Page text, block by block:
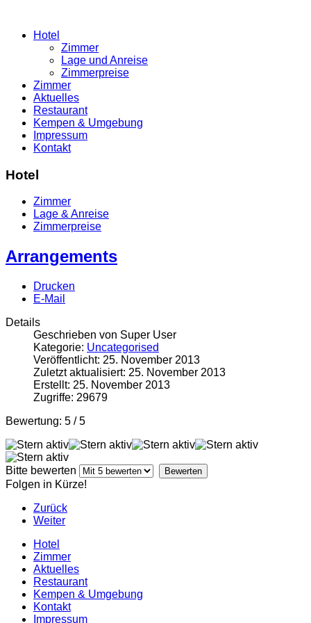
Hotel
Zimmer
Lage und Anreise
Zimmerpreise
Zimmer
Aktuelles
Restaurant
Kempen & Umgebung
Impressum
Kontakt
Hotel
Zimmer
Lage & Anreise
Zimmerpreise
Arrangements
Drucken
E-Mail
Details
Geschrieben von Super User
Kategorie: Uncategorised
Veröffentlicht: 25. November 2013
Zuletzt aktualisiert: 25. November 2013
Erstellt: 25. November 2013
Zugriffe: 29679
Bewertung: 5 /5
Bitte bewerten
Folgen in Kürze!
Zurück
Weiter
Hotel
Zimmer
Aktuelles
Restaurant
Kempen & Umgebung
Kontakt
Impressum